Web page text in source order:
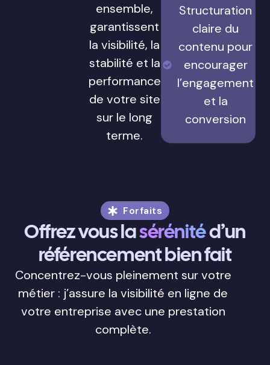
ensemble,
garantissent
la visibilité, la
stabilité et la
performance
de votre site
sur le long
terme.
Structuration
claire du
contenu pour
encourager
l’engagement
et la
conversion
Forfaits
Offrez vous lasérénitéd’un
référencement bien fait
Concentrez-vous pleinement sur votre
métier : j’assure la visibilité en ligne de
votre entreprise avec une prestation
complète.